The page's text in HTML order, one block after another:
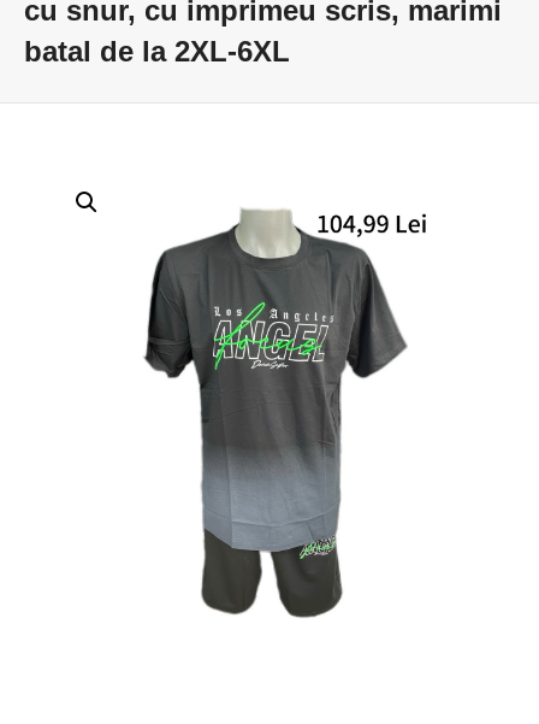
cu snur, cu imprimeu scris, marimi
batal de la 2XL-6XL